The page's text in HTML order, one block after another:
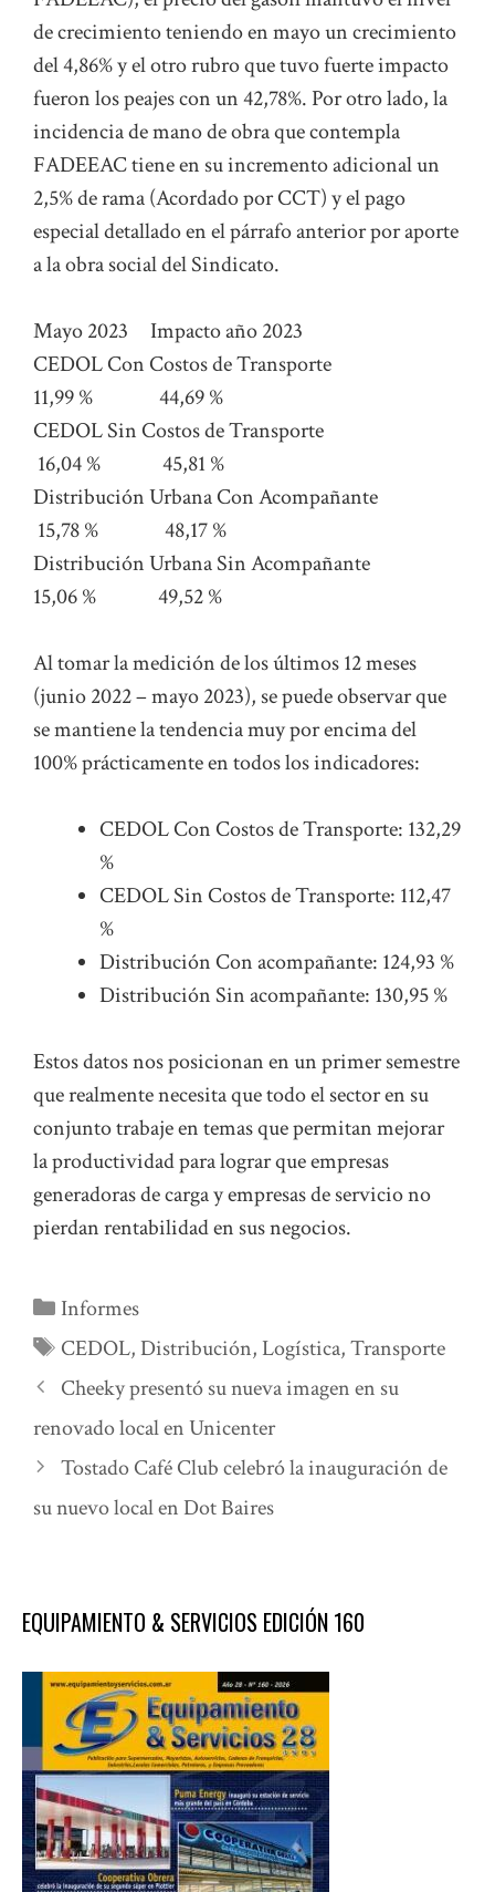
de crecimiento teniendo en mayo un crecimiento
del 4,86% y el otro rubro que tuvo fuerte impacto
fueron los peajes con un 42,78%. Por otro lado, la
incidencia de mano de obra que contempla
FADEEAC tiene en su incremento adicional un
2,5% de rama (Acordado por CCT) y el pago
especial detallado en el párrafo anterior por aporte
a la obra social del Sindicato.
Mayo 2023 Impacto año 2023
CEDOL Con Costos de Transporte
11,99 % 44,69 %
CEDOL Sin Costos de Transporte
16,04 % 45,81 %
Distribución Urbana Con Acompañante
15,78 % 48,17 %
Distribución Urbana Sin Acompañante
15,06 % 49,52 %
Al tomar la medición de los últimos 12 meses
(junio 2022 – mayo 2023), se puede observar que
se mantiene la tendencia muy por encima del
100% prácticamente en todos los indicadores:
CEDOL Con Costos de Transporte: 132,29
%
CEDOL Sin Costos de Transporte: 112,47
%
Distribución Con acompañante: 124,93 %
Distribución Sin acompañante: 130,95 %
Estos datos nos posicionan en un primer semestre
que realmente necesita que todo el sector en su
conjunto trabaje en temas que permitan mejorar
la productividad para lograr que empresas
generadoras de carga y empresas de servicio no
pierdan rentabilidad en sus negocios.
Categorías
Informes
Etiquetas
CEDOL,Distribución,Logística,Transporte
Cheeky presentó su nueva imagen en su
renovado local en Unicenter
Tostado Café Club celebró la inauguración de
su nuevo local en Dot Baires
EQUIPAMIENTO & SERVICIOS EDICIÓN 160